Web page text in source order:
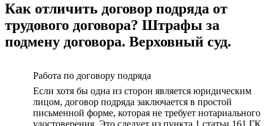
Как отличить договор подряда от
трудового договора? Штрафы за
подмену договора. Верховный суд.
Работа по договору подряда
Если хотя бы одна из сторон является юридическим
лицом, договор подряда заключается в простой
письменной форме, которая не требует нотариального
удостоверения. Это следует из пункта 1 статьи 161 ГК